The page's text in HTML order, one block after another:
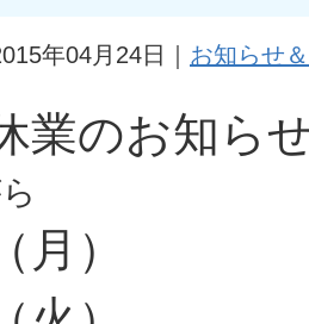
年04月24日｜ お知らせ
業のお知ら
月）